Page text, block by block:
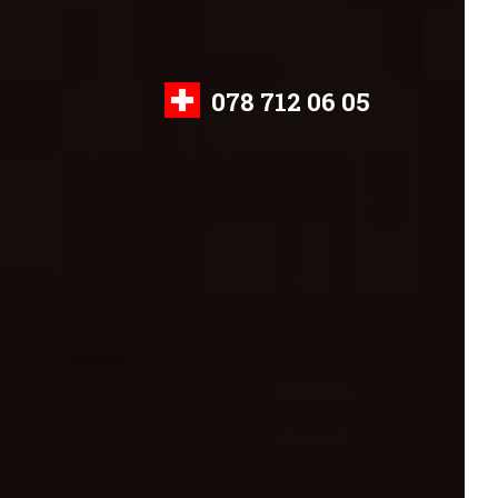
078 712 06 05